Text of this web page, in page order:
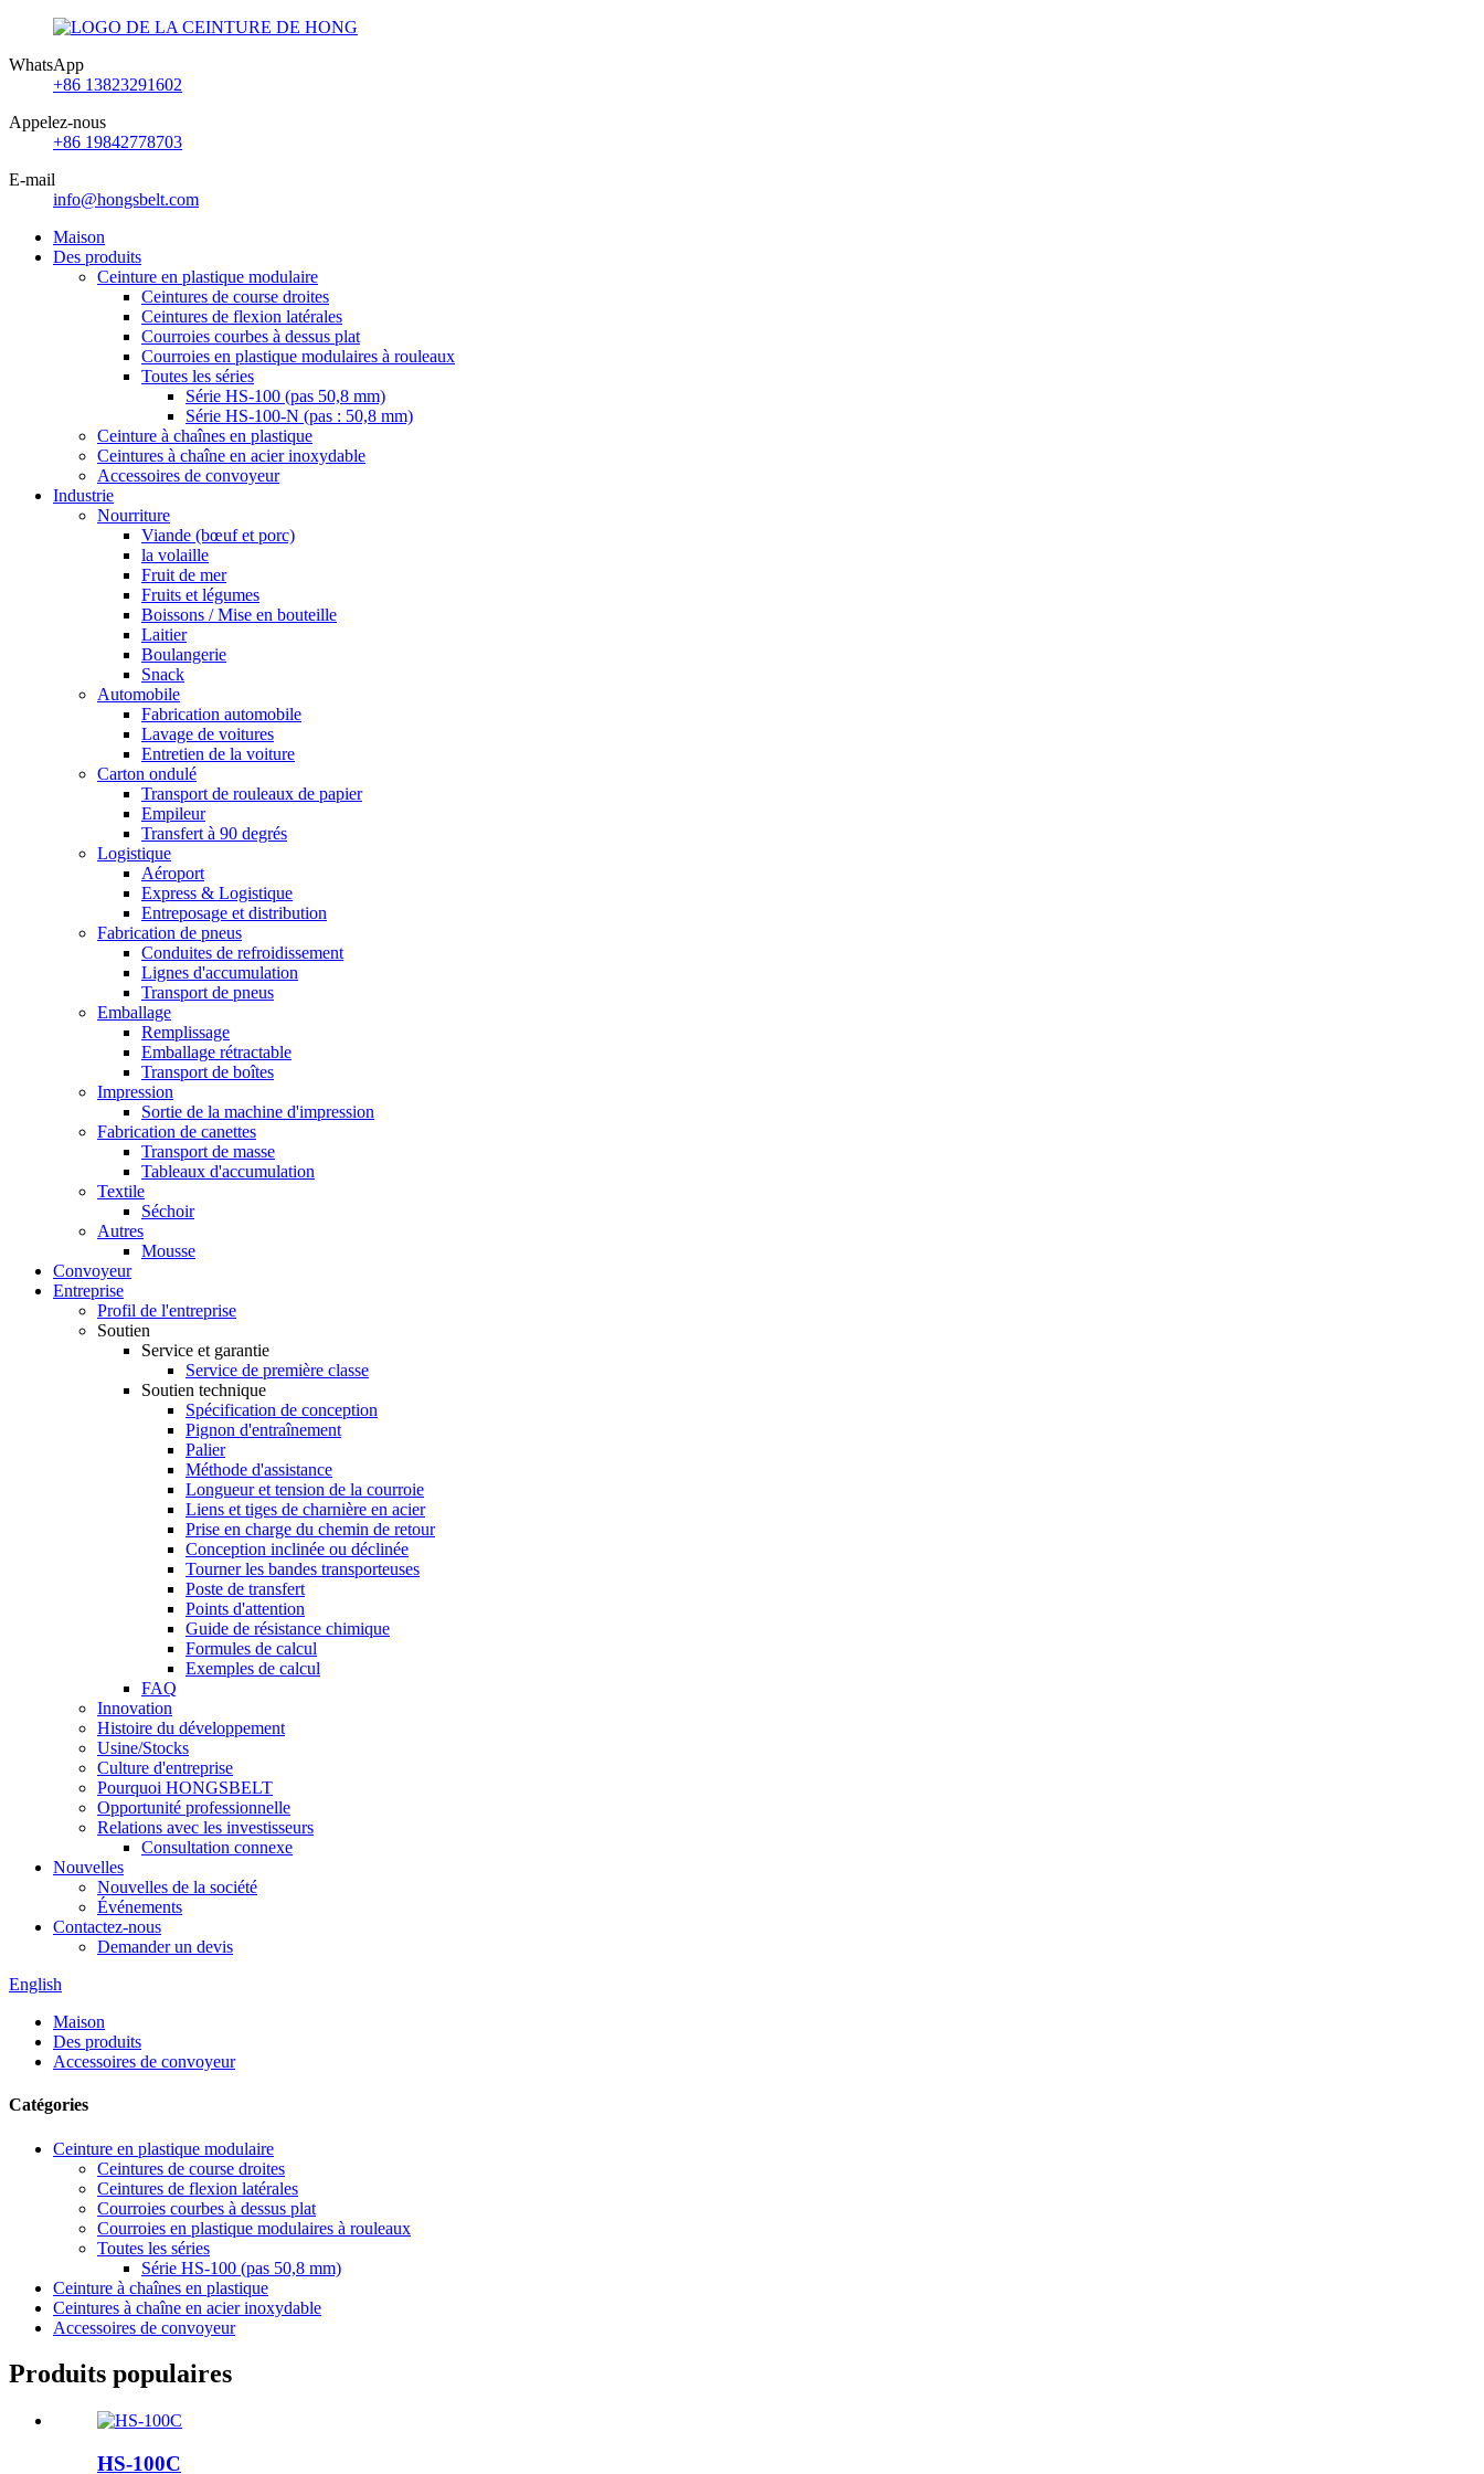
WhatsApp
+86 13823291602
Appelez-nous
+86 19842778703
E-mail
info@hongsbelt.com
Maison
Des produits
Ceinture en plastique modulaire
Ceintures de course droites
Ceintures de flexion latérales
Courroies courbes à dessus plat
Courroies en plastique modulaires à rouleaux
Toutes les séries
Série HS-100 (pas 50,8 mm)
Série HS-100-N (pas : 50,8 mm)
Ceinture à chaînes en plastique
Ceintures à chaîne en acier inoxydable
Accessoires de convoyeur
Industrie
Nourriture
Viande (bœuf et porc)
la volaille
Fruit de mer
Fruits et légumes
Boissons / Mise en bouteille
Laitier
Boulangerie
Snack
Automobile
Fabrication automobile
Lavage de voitures
Entretien de la voiture
Carton ondulé
Transport de rouleaux de papier
Empileur
Transfert à 90 degrés
Logistique
Aéroport
Express & Logistique
Entreposage et distribution
Fabrication de pneus
Conduites de refroidissement
Lignes d'accumulation
Transport de pneus
Emballage
Remplissage
Emballage rétractable
Transport de boîtes
Impression
Sortie de la machine d'impression
Fabrication de canettes
Transport de masse
Tableaux d'accumulation
Textile
Séchoir
Autres
Mousse
Convoyeur
Entreprise
Profil de l'entreprise
Soutien
Service et garantie
Service de première classe
Soutien technique
Spécification de conception
Pignon d'entraînement
Palier
Méthode d'assistance
Longueur et tension de la courroie
Liens et tiges de charnière en acier
Prise en charge du chemin de retour
Conception inclinée ou déclinée
Tourner les bandes transporteuses
Poste de transfert
Points d'attention
Guide de résistance chimique
Formules de calcul
Exemples de calcul
FAQ
Innovation
Histoire du développement
Usine/Stocks
Culture d'entreprise
Pourquoi HONGSBELT
Opportunité professionnelle
Relations avec les investisseurs
Consultation connexe
Nouvelles
Nouvelles de la société
Événements
Contactez-nous
Demander un devis
English
Maison
Des produits
Accessoires de convoyeur
Catégories
Ceinture en plastique modulaire
Ceintures de course droites
Ceintures de flexion latérales
Courroies courbes à dessus plat
Courroies en plastique modulaires à rouleaux
Toutes les séries
Série HS-100 (pas 50,8 mm)
Ceinture à chaînes en plastique
Ceintures à chaîne en acier inoxydable
Accessoires de convoyeur
Produits populaires
HS-100C